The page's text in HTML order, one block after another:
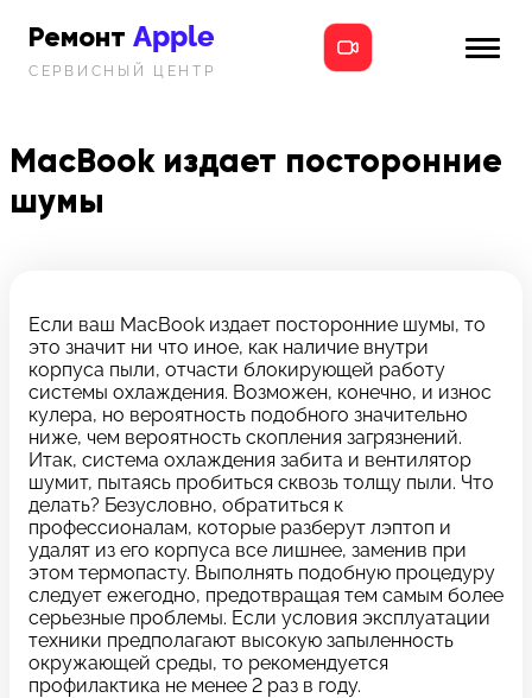
Ремонт Apple
СЕРВИСНЫЙ ЦЕНТР
iPad
MacBook
Новости
Телефон:
+7 (812) 409-39-75
Адрес:
8 Красноармейская, 18
Режим работы:
c 10:00 до 21:00
Связаться с нами
MacBook издает посторонние
шумы
Если ваш MacBook издает посторонние шумы, то
это значит ни что иное, как наличие внутри
корпуса пыли, отчасти блокирующей работу
системы охлаждения. Возможен, конечно, и износ
кулера, но вероятность подобного значительно
ниже, чем вероятность скопления загрязнений.
Итак, система охлаждения забита и вентилятор
шумит, пытаясь пробиться сквозь толщу пыли. Что
делать? Безусловно, обратиться к
профессионалам, которые разберут лэптоп и
удалят из его корпуса все лишнее, заменив при
этом термопасту. Выполнять подобную процедуру
следует ежегодно, предотвращая тем самым более
серьезные проблемы. Если условия эксплуатации
техники предполагают высокую запыленность
окружающей среды, то рекомендуется
профилактика не менее 2 раз в году.